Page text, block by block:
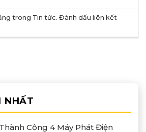
trong Tin tức. Đánh dấu liên kết
NHẤT
Công 4 Máy Phát Điện